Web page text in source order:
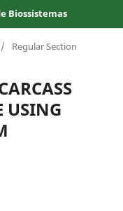
Biossistemas
/ Regular Section
USING